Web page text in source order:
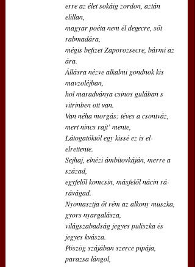
erre az élet sokáig zordon, aztán
elillan,
magyar poéta nem él degecre, sőt
rabmadára,
mégis befizet Zaporozsecre, bármi az
ára.
Állásra nézve alkalmi gondnok kis
mavzoléjban,
hol maradványa csinos gulában s
vitrinben ott van.
Van néha morgás: téves a csontváz,
mert nincs rajt’ mente,
Látogatóktól egy kissé ez is el-
elrettente.
Sejhaj, elnézi ámbitovkáján, merre a
század,
egyfelől komcsin, másfelől nácin rá-
rávágad.
Nyomasztja őt rém az alkony muszka,
gyors nyargalásza,
világszabadság jegyes puliszka és
jegyes kvásza.
Pöszög szájában szerce pipája,
parazsa lángol,